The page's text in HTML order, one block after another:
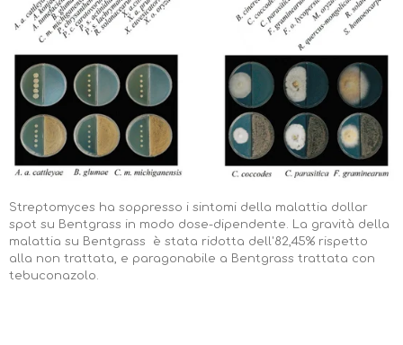
Streptomyces ha soppresso i sintomi della malattia dollar
spot su Bentgrass in modo dose-dipendente. La gravità della
malattia su Bentgrass è stata ridotta dell'82,45% rispetto
alla non trattata, e paragonabile a Bentgrass trattata con
tebuconazolo.